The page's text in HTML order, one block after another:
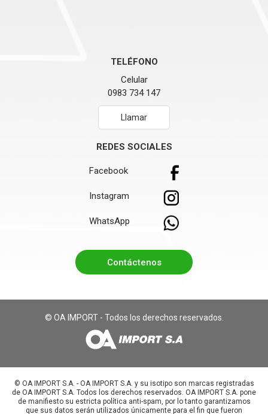
TELÉFONO
Celular
0983 734 147
Llamar
REDES SOCIALES
Facebook
Instagram
WhatsApp
Contáctenos
© OA IMPORT - Todos los derechos reservados.
©️ OA IMPORT S.A. - OA IMPORT S.A. y su isotipo son marcas registradas
de OA IMPORT S.A. Todos los derechos reservados. OA IMPORT S.A. pone
de manifiesto su estricta política anti-spam, por lo tanto garantizamos
que sus datos serán utilizados únicamente para el fin que fueron